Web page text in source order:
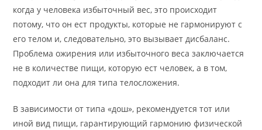
когда у человека избыточный вес, это происходит
потому, что он ест продукты, которые не гармонируют с
его телом и, следовательно, это вызывает дисбаланс.
Проблема ожирения или избыточного веса заключается
не в количестве пищи, которую ест человек, а в том,
подходит ли она для типа телосложения.
В зависимости от типа «дош», рекомендуется тот или
иной вид пищи, гарантирующий гармонию физической